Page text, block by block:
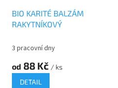
BIO KARITÉ BALZÁM
RAKYTNÍKOVÝ
3 pracovní dny
od 88 Kč / ks
DETAIL